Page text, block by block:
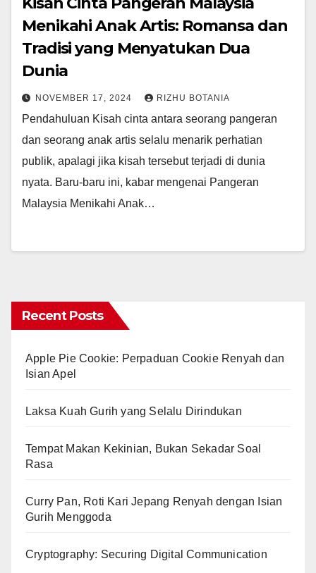
Menikahi Anak Artis: Romansa dan
Tradisi yang Menyatukan Dua
Dunia
NOVEMBER 17, 2024 RIZHU BOTANIA
Pendahuluan Kisah cinta antara seorang pangeran
dan seorang anak artis selalu menarik perhatian
publik, apalagi jika kisah tersebut terjadi di dunia
nyata. Baru-baru ini, kabar mengenai Pangeran
Malaysia Menikahi Anak…
Recent Posts
Apple Pie Cookie: Perpaduan Cookie Renyah dan
Isian Apel
Laksa Kuah Gurih yang Selalu Dirindukan
Tempat Makan Kekinian, Bukan Sekadar Soal
Rasa
Curry Pan, Roti Kari Jepang Renyah dengan Isian
Gurih Menggoda
Cryptography: Securing Digital Communication